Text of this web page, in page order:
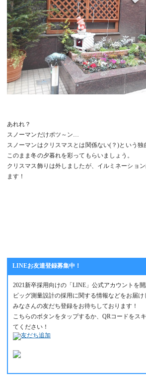
あれれ？
スノーマンだけポツ～ン…
スノーマンはクリスマスとは関係ない(？)という独
このまま冬の夕暮れを彩ってもらいましょう。
クリスマス飾りは外しましたが、イルミネーショ
ます！
LINEお友達登録募集中！
2021新卒採用向けの「LINE」公式アカウントを開
ビッグ測量設計の採用に関する情報などをお届け
みなさんの友だち登録をお待ちしております！
こちらのボタンをタップするか、QRコードをス
てください！